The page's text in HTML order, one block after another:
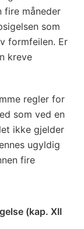
fire måneder
som
formfeilen. Er
kreve
regler for
som ved en
ikke gjelder
ugyldig
fire
(kap. XII